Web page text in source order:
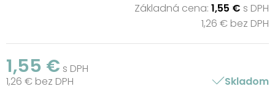
Základná cena: 1,55 € s DPH
1,26 € bez DPH
1,55 € s DPH
1,26 € bez DPH
Skladom